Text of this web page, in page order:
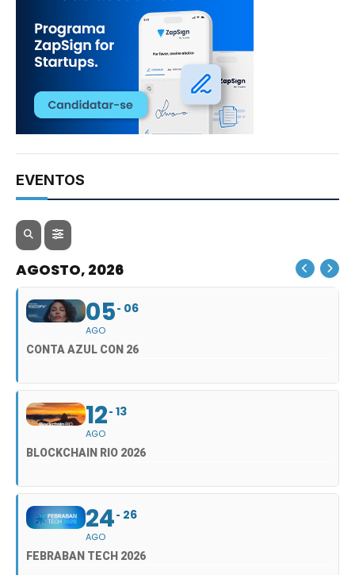
EVENTOS
AGOSTO, 2026
05
AGO
06
CONTA AZUL CON 26
12
AGO
13
BLOCKCHAIN RIO 2026
24
AGO
26
FEBRABAN TECH 2026